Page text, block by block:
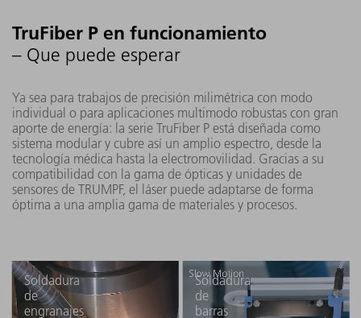
TruFiber P en funcionamiento
– Que puede esperar
Ya sea para trabajos de precisión milimétrica con modo
individual o para aplicaciones multimodo robustas con gran
aporte de energía: la serie TruFiber P está diseñada como
sistema modular y cubre así un amplio espectro, desde la
tecnología médica hasta la electromovilidad. Gracias a su
compatibilidad con la gama de ópticas y unidades de
sensores de TRUMPF, el láser puede adaptarse de forma
óptima a una amplia gama de materiales y procesos.
Soldadura
de
engranajes
Soldadura
de
barras